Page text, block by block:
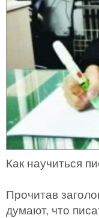
Как научиться
Прочитав
думают, что